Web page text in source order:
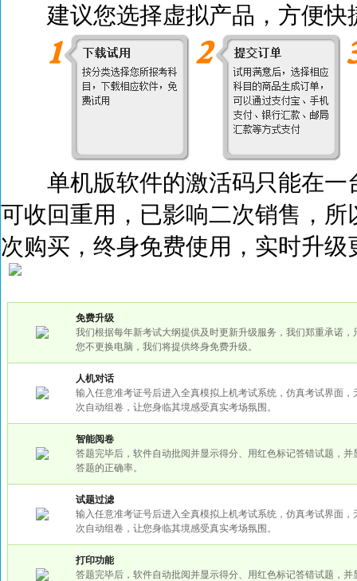
建议您选择虚拟产品，方便快
单机版软件的激活码只能在一
可收回重用，已影响二次销售，
次购买，终身免费使用，实时升
免费升级
我们根据每年新考试大纲提供及时更新升级服务，我们郑重承诺，
您不更换电脑，我们将提供终身免费升级。
人机对话
输入任意准考证号后进入全真模拟上机考试系统，仿真考试界面，
次自动组卷，让您身临其境感受真实考场氛围。
智能阅卷
答题完毕后，软件自动批阅并显示得分、用红色标记答错试题，并
答题的正确率。
试题过滤
输入任意准考证号后进入全真模拟上机考试系统，仿真考试界面，
次自动组卷，让您身临其境感受真实考场氛围。
打印功能
答题完毕后，软件自动批阅并显示得分、用红色标记答错试题，并